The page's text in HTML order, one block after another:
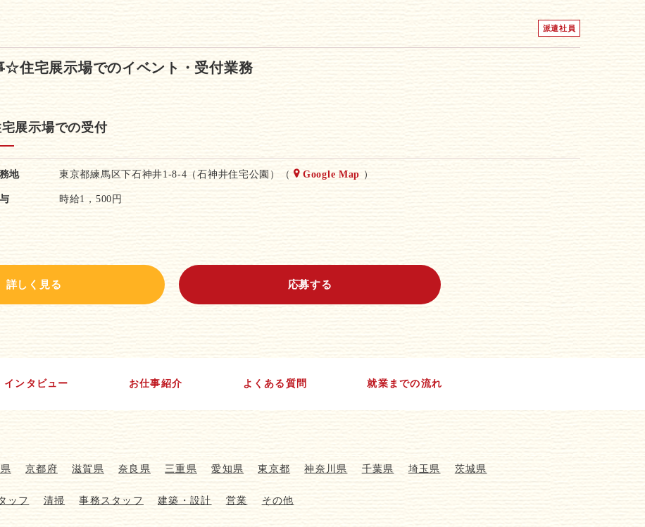
派遣社員
☆住宅展示場でのイベント・受付業務
展示場での受付
地 東京都練馬区下石神井1-8-4（石神井住宅公園）（ Google Map ）
時給1，500円
詳しく見る 応募する
インタビュー お仕事紹介 よくある質問 就業までの流れ
京都府 滋賀県 奈良県 三重県 愛知県 東京都 神奈川県 千葉県 埼玉県 茨城県
ッフ 清掃 事務スタッフ 建築・設計 営業 その他